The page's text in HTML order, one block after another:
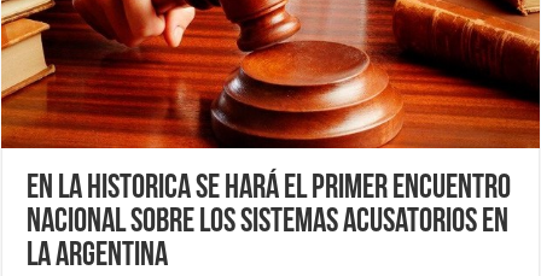
En La Historica se hará el primer encuentro
nacional sobre los sistemas acusatorios en
la Argentina